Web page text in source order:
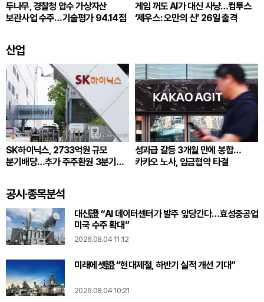
두나무, 경찰청 압수 가상자산
보관사업 수주…기술평가 94.14점
게임 꺼도 AI가 대신 사냥…컴투스
‘제우스: 오만의 신’ 26일 출격
산업
SK하이닉스, 2733억원 규모
분기배당…추가 주주환원 3분기
성과급 갈등 3개월 만에 봉합…
카카오 노사, 임금협약 타결
공시·종목분석
대신證 “AI 데이터센터가 발주 앞당긴다…효성중공업
미국 수주 확대”
2026.08.04 11:12
미래에셋證 “현대제철, 하반기 실적 개선 기대”
2026.08.04 10:21